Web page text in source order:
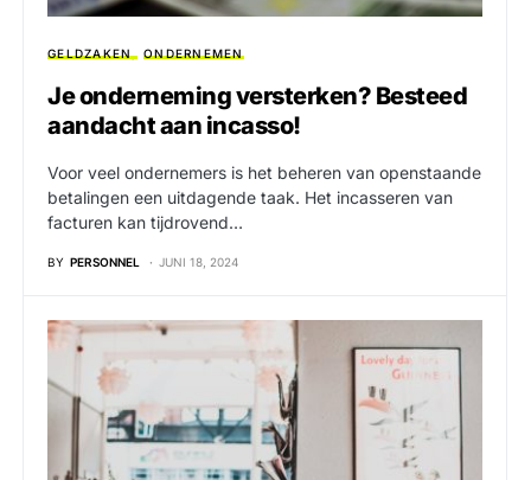
GELDZAKEN ONDERNEMEN
Je onderneming versterken? Besteed
aandacht aan incasso!
Voor veel ondernemers is het beheren van openstaande
betalingen een uitdagende taak. Het incasseren van
facturen kan tijdrovend…
BY PERSONNEL JUNI 18, 2024